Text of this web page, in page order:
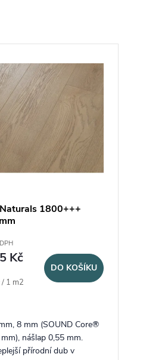
1800+++
Kč
1 m2
DO KOŠÍKU
8 mm (SOUND Core®
nášlap 0,55 mm.
přírodní dub v